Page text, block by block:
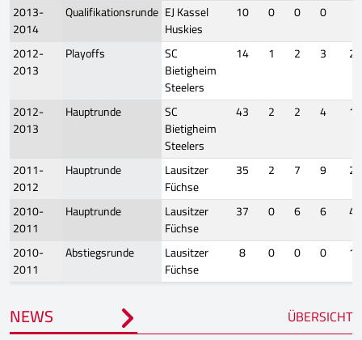
2013-
2014
Qualifikationsrunde EJ Kassel
Huskies
10 0 0 0
2012-
2013
Playoffs
SC
Bietigheim
Steelers
14 1 2 3 24
2012-
2013
Hauptrunde
SC
Bietigheim
Steelers
43 2 2 4 16
2011-
2012
Hauptrunde
Lausitzer
Füchse
35 2 7 9
22
2010-
2011
Hauptrunde
Lausitzer
Füchse
37 0 6 6
45
2010-
2011
Abstiegsrunde
Lausitzer
Füchse
8 0 0 0 16
NEWS ÜBERSICHT